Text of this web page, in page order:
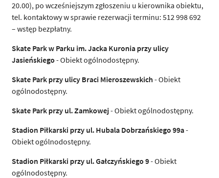
20.00), po wcześniejszym zgłoszeniu u kierownika obiektu,
tel. kontaktowy w sprawie rezerwacji terminu: 512 998 692
– wstęp bezpłatny.
Skate Park w Parku im. Jacka Kuronia przy ulicy
Jasieńskiego - Obiekt ogólnodostępny.
Skate Park przy ulicy Braci Mieroszewskich - Obiekt
ogólnodostępny.
Skate Park przy ul. Zamkowej- Obiekt ogólnodostępny.
Stadion Piłkarski przy ul. Hubala Dobrzańskiego 99a-
Obiekt ogólnodostępny.
Stadion Piłkarski przy ul. Gałczyńskiego 9- Obiekt
ogólnodostępny.